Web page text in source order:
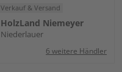
Verkauf & Versand
HolzLand Niemeyer
Niederlauer
6 weitere Händler